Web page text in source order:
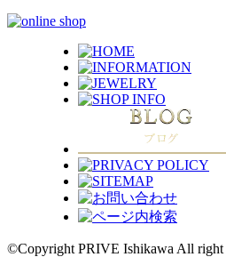
©Copyright PRIVE Ishikawa All right